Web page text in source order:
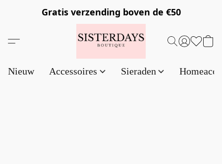
Gratis verzending boven de €50
Nieuw Accessoires Sieraden